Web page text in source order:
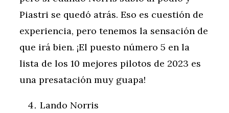
Piastri se quedó atrás. Eso es cuestión de
experiencia, pero tenemos la sensación de
que irá bien. ¡El puesto número 5 en la
lista de los 10 mejores pilotos de 2023 es
una presatación muy guapa!
Lando Norris